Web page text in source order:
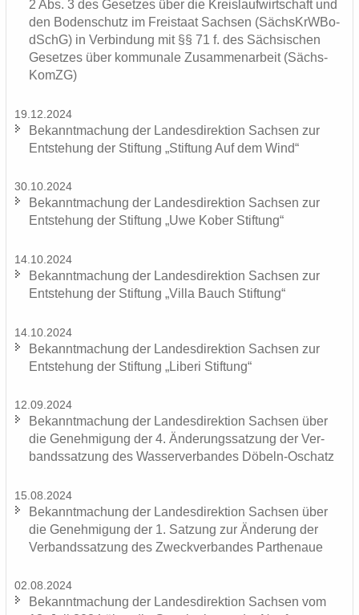
2 Abs. 3 des Ge­set­zes über die Kreis­lauf­wirt­schaft und
den Bo­den­schutz im Frei­staat Sach­sen (Sächs­KrW­Bo­
dSchG) in Ver­bin­dung mit §§ 71 f. des Säch­si­schen
Ge­set­zes über kom­mu­na­le Zu­sam­men­ar­beit (Sächs­
KomZG)
19.12.2024
Be­kannt­ma­chung der Lan­des­di­rek­ti­on Sach­sen zur
Ent­ste­hung der Stif­tung „Stif­tung Auf dem Wind“
30.10.2024
Be­kannt­ma­chung der Lan­des­di­rek­ti­on Sach­sen zur
Ent­ste­hung der Stif­tung „Uwe Kober Stif­tung“
14.10.2024
Be­kannt­ma­chung der Lan­des­di­rek­ti­on Sach­sen zur
Ent­ste­hung der Stif­tung „Villa Bauch Stif­tung“
14.10.2024
Be­kannt­ma­chung der Lan­des­di­rek­ti­on Sach­sen zur
Ent­ste­hung der Stif­tung „Li­be­ri Stif­tung“
12.09.2024
Be­kannt­ma­chung der Lan­des­di­rek­ti­on Sach­sen über
die Ge­neh­mi­gung der 4. Än­de­rungs­sat­zung der Ver­
bands­sat­zung des Was­ser­ver­ban­des Döbeln-​Oschatz
15.08.2024
Be­kannt­ma­chung der Lan­des­di­rek­ti­on Sach­sen über
die Ge­neh­mi­gung der 1. Sat­zung zur Än­de­rung der
Ver­bands­sat­zung des Zweck­ver­ban­des Par­the­naue
02.08.2024
Be­kannt­ma­chung der Lan­des­di­rek­ti­on Sach­sen vom